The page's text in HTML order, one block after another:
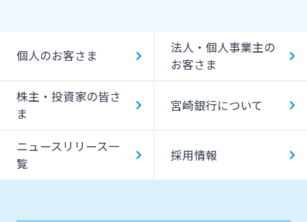
個人のお客さま
法人・個人事業主の
お客さま
株主・投資家の皆さ
ま
宮崎銀行について
ニュースリリース一
覧
採用情報